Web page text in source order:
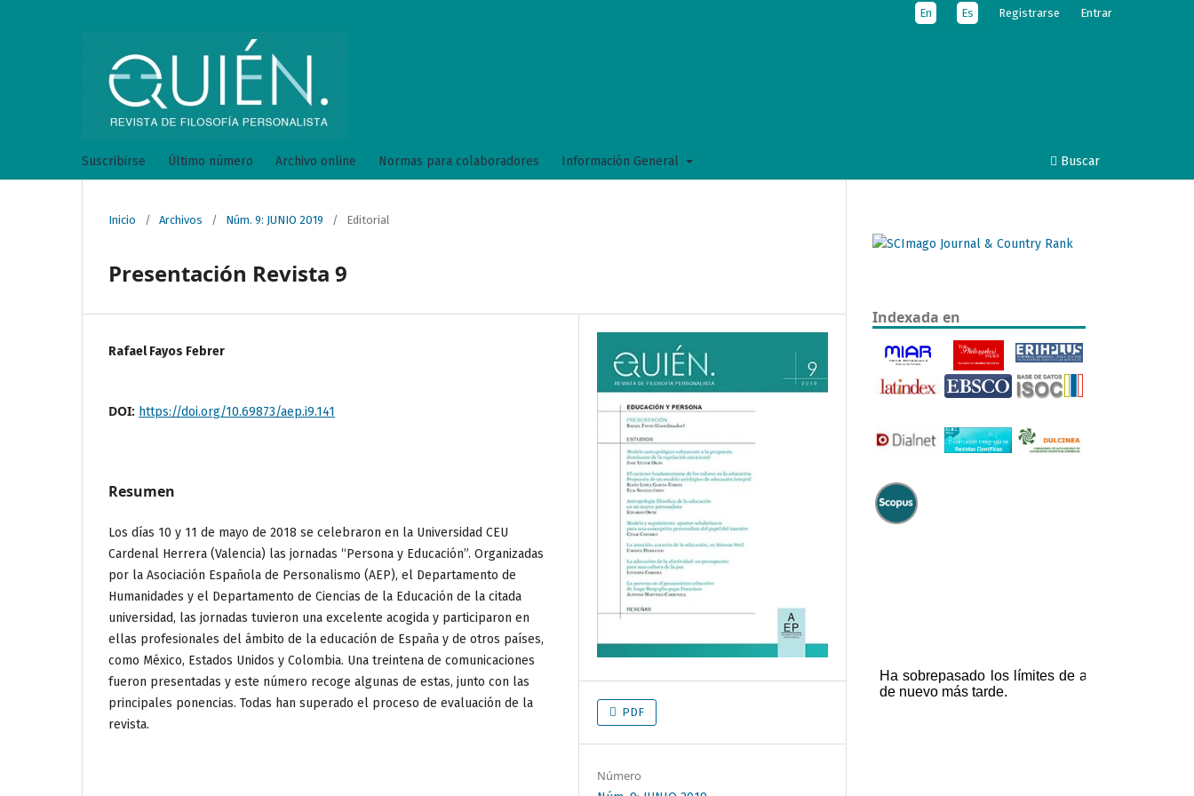
Suscribirse Último número Archivo online Normas para colaboradores Información General Buscar
En Es Registrarse Entrar
Inicio / Archivos / Núm. 9: JUNIO 2019 / Editorial
Presentación Revista 9
Rafael Fayos Febrer
DOI: https://doi.org/10.69873/aep.i9.141
Resumen
Los días 10 y 11 de mayo de 2018 se celebraron en la Universidad CEU
Cardenal Herrera (Valencia) las jornadas “Persona y Educación”. Organizadas
por la Asociación Española de Personalismo (AEP), el Departamento de
Humanidades y el Departamento de Ciencias de la Educación de la citada
universidad, las jornadas tuvieron una excelente acogida y participaron en
ellas profesionales del ámbito de la educación de España y de otros países,
como México, Estados Unidos y Colombia. Una treintena de comunicaciones
fueron presentadas y este número recoge algunas de estas, junto con las
principales ponencias. Todas han superado el proceso de evaluación de la
revista.
PDF
Número
Indexada en